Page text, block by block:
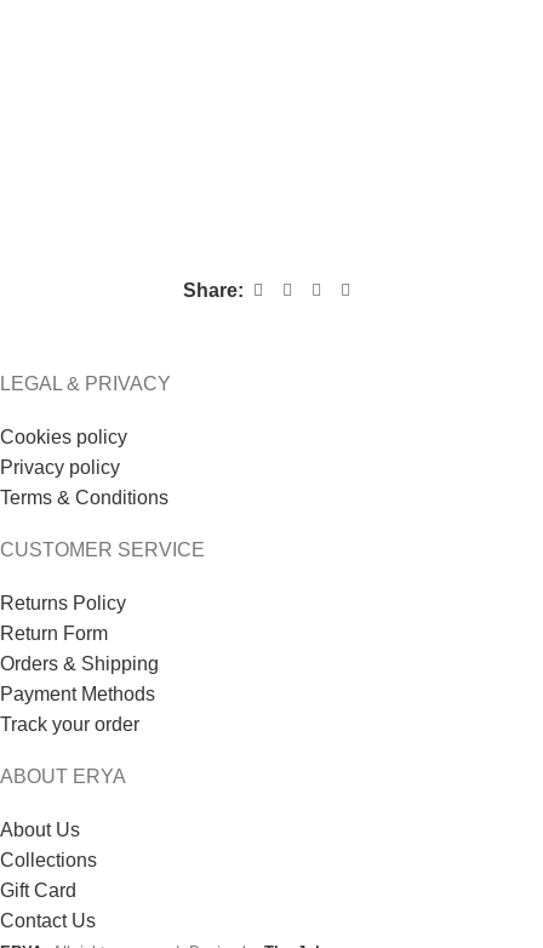
Share:
LEGAL & PRIVACY
Cookies policy
Privacy policy
Terms & Conditions
CUSTOMER SERVICE
Returns Policy
Return Form
Orders & Shipping
Payment Methods
Track your order
ABOUT ERYA
About Us
Collections
Gift Card
Contact Us